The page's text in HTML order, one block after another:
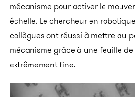
mécanisme pour activer le
échelle. Le chercheur en
collègues ont réussi à mettre au
mécanisme grâce à une feuille
extrêmement fine.